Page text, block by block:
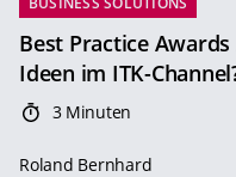
Best Practice
Ideen im ITK-
3 Minuten
Roland Bernhard